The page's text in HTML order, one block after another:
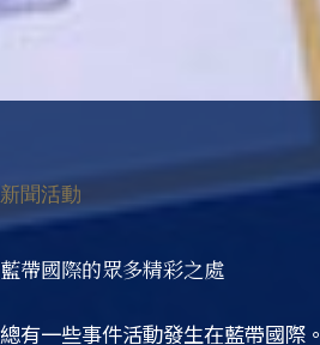
新聞活動
藍帶國際的眾多精彩之處
總有一些事件活動發生在藍帶國際。